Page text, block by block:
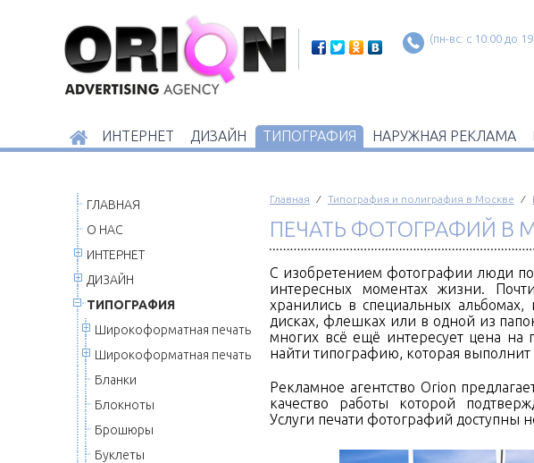
(пн-вс: c 10:00 до
ИНТЕРНЕТ ДИЗАЙН ТИПОГРАФИЯ НАРУЖНАЯ РЕКЛАМА
Главная ⁄ Типография и полиграфия в Москве ⁄
ПЕЧАТЬ ФОТОГРАФИЙ В
С изобретением фотографии люди
интересных моментах жизни.
хранились в специальных
дисках, флешках или в одной из
многих всё ещё интересует цена на
найти типографию, которая
Рекламное агентство Orion
качество работы которой
Услуги печати фотографий доступны
ГЛАВНАЯ
О НАС
ИНТЕРНЕТ
ДИЗАЙН
ТИПОГРАФИЯ
Широкоформатная печать
Широкоформатная печать
Бланки
Блокноты
Брошюры
Буклеты